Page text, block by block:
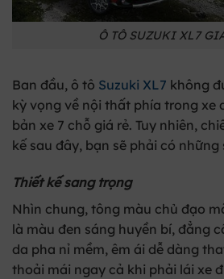
Ô TÔ SUZUKI XL7
Ban đầu, ô tô Suzuki XL7 không
kỳ vọng về nội thất phía trong xe
bản xe 7 chỗ giá rẻ. Tuy nhiên,
kế sau đây, bạn sẽ phải có những
Thiết kế sang trọng
Nhìn chung, tông màu chủ đạo
là màu đen sáng huyền bí, đẳng
da pha nỉ mềm, êm ái dễ dàng
thoải mái ngay cả khi phải lái xe